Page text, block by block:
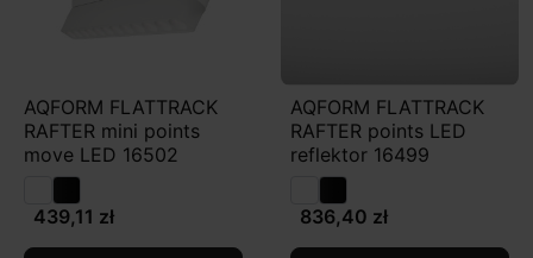
AQFORM FLATTRACK
RAFTER mini points
move LED 16502
439,11 zł
AQFORM FLATTRACK
RAFTER points LED
reflektor 16499
836,40 zł